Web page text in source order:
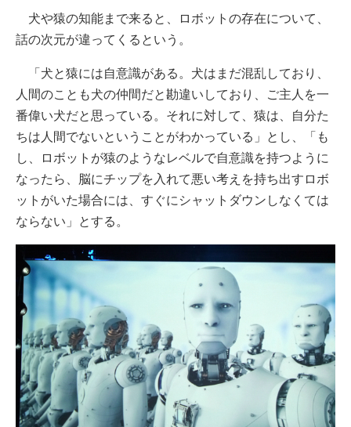
犬や猿の知能まで来ると、ロボットの存在について、
話の次元が違ってくるという。
「犬と猿には自意識がある。犬はまだ混乱しており、
人間のことも犬の仲間だと勘違いしており、ご主人を一
番偉い犬だと思っている。それに対して、猿は、自分た
ちは人間でないということがわかっている」とし、「も
し、ロボットが猿のようなレベルで自意識を持つように
なったら、脳にチップを入れて悪い考えを持ち出すロボ
ットがいた場合には、すぐにシャットダウンしなくては
ならない」とする。